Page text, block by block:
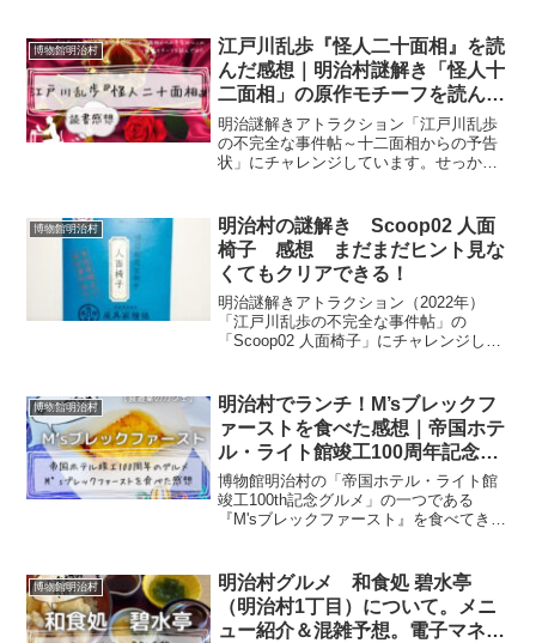
について……書いています。
博物館明治村
江戸川乱歩『怪人二十面相』を読
んだ感想｜明治村謎解き「怪人十
二面相」の原作モチーフを読んで
みた
明治謎解きアトラクション「江戸川乱歩
の不完全な事件帖～十二面相からの予告
状」にチャレンジしています。せっかく
で、今回は『怪人二十面相』を読みまし
た。明治村の謎解き「Scoop05 怪人十二
面相」の原案にあたる作品です。謎解き
の内容を思い出しながら、『怪人二十面
相』の感想を書いています。
博物館明治村
明治村の謎解き Scoop02 人面
椅子 感想 まだまだヒント見な
くてもクリアできる！
明治謎解きアトラクション（2022年）
「江戸川乱歩の不完全な事件帖」の
「Scoop02 人面椅子」にチャレンジして
で、よろしければご覧ください。
博物館明治村
明治村でランチ！M’sブレックフ
ァーストを食べた感想｜帝国ホテ
ル・ライト館竣工100周年記念グ
ルメ
博物館明治村の「帝国ホテル・ライト館
竣工100th記念グルメ」の一つである
『M'sブレックファースト』を食べてきま
て書いています。
博物館明治村
明治村グルメ 和食処 碧水亭
（明治村1丁目）について。メニ
ュー紹介＆混雑予想。電子マネー